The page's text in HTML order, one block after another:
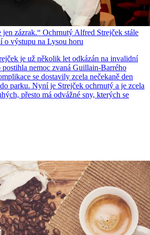
jen zázrak.“ Ochrnutý Alfred Strejček stále
o výstupu na Lysou horu
je už několik let odkázán na invalidní
nemoc zvaná Guillain-Barrého
se dostavily zcela nečekaně den
parku. Nyní je Strejček ochrnutý a je zcela
přesto má odvážné sny, kterých se